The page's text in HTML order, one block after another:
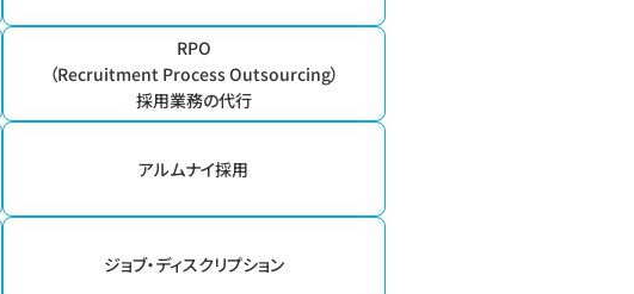
RPO
（Recruitment Process Outsourcing）
採用業務の代行
アルムナイ採用
ジョブ・ディスクリプション